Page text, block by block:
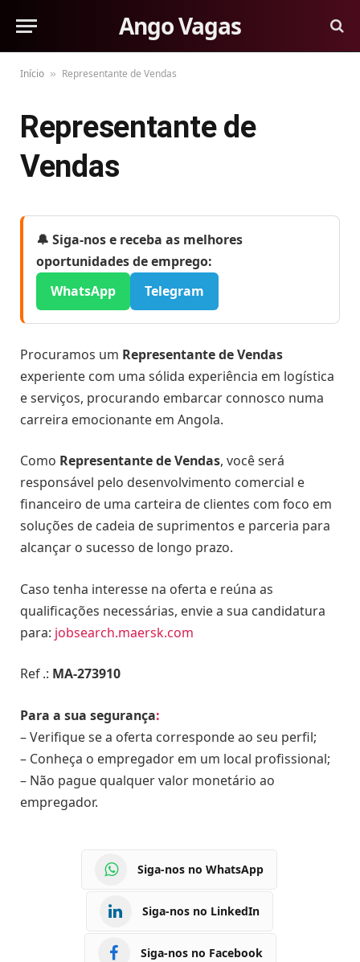
Ango Vagas
Início » Representante de Vendas
Representante de
Vendas
🔔 Siga-nos e receba as melhores
oportunidades de emprego:
WhatsApp
Telegram
Procuramos um Representante de Vendas
experiente com uma sólida experiência em logística
e serviços, procurando embarcar connosco numa
carreira emocionante em Angola.
Como Representante de Vendas, você será
responsável pelo desenvolvimento comercial e
financeiro de uma carteira de clientes com foco em
soluções de cadeia de suprimentos e parceria para
alcançar o sucesso de longo prazo.
Caso tenha interesse na oferta e reúna as
qualificações necessárias, envie a sua candidatura
para: jobsearch.maersk.com
Ref .: MA-273910
Para a sua segurança:
– Verifique se a oferta corresponde ao seu perfil;
– Conheça o empregador em um local profissional;
– Não pague qualquer valor monetário ao
empregador.
Siga-nos no WhatsApp
Siga-nos no LinkedIn
Siga-nos no Facebook